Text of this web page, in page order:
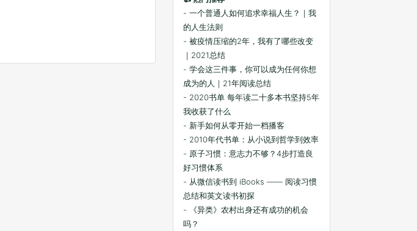
- 一个普通人如何追求幸福人生？｜我
的人生法则
- 被疫情压缩的2年，我有了哪些改变
｜2021总结
- 学会这三件事，你可以成为任何你想
成为的人｜21年阅读总结
- 2020书单 每年读二十多本书坚持5年
我收获了什么
- 新手如何从零开始一档播客
- 2010年代书单：从小说到哲学到效率
- 原子习惯：意志力不够？4步打造良
好习惯体系
- 从微信读书到 iBooks —— 阅读习惯
总结和英文读书初探
- 《异类》农村出身还有成功的机会
吗？